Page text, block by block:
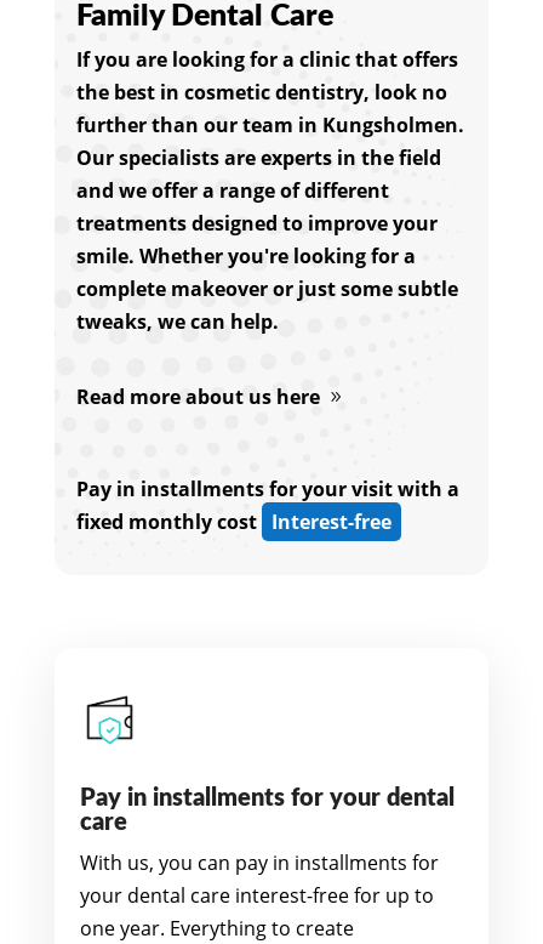
Family Dental Care
If you are looking for a clinic that offers
the best in cosmetic dentistry, look no
further than our team in Kungsholmen.
Our specialists are experts in the field
and we offer a range of different
treatments designed to improve your
smile. Whether you're looking for a
complete makeover or just some subtle
tweaks, we can help.
Read more about us here
Pay in installments for your visit with a
fixed monthly cost Interest-free
Pay in installments for your dental
care
With us, you can pay in installments for
your dental care interest-free for up to
one year. Everything to create